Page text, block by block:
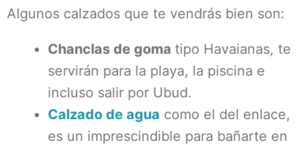
Algunos calzados que te vendrás bien son:
Chanclas de goma tipo Havaianas, te
servirán para la playa, la piscina e
incluso salir por Ubud.
Calzado de agua como el del enlace,
es un imprescindible para bañarte en